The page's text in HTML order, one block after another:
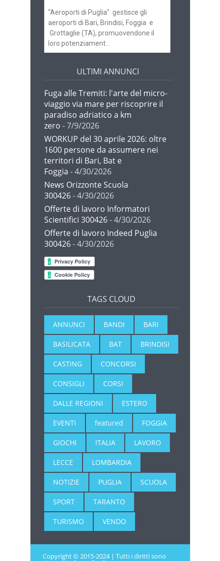
"Aeroporti di Puglia" gestisce gli
aeroporti di Bari, Brindisi, Foggia e
Grottaglie (TA), promuovendone il
loro potenziament...
ULTIMI ANNUNCI
Fuga alle Tremiti: l'arte del micro-
viaggio via mare per riscoprire il
paradiso adriatico a km
zero - 7/9/2026
WORKUP del 30 aprile 2026: oltre
1600 persone da assumere nei
territori di Bari, Bat e
Foggia - 4/30/2026
News Orizzonte Scuola
300426- 4/30/2026
Offerte di lavoro Informatori
Scientifici 300426- 4/30/2026
Offerte di lavoro Indeed Puglia
300426- 4/30/2026
TAGS CLOUD
ANNUNCI BANDI BARI
BASILICATA BAT BRINDISI
CASTING CONCORSI
CONSIGLI CORSI
DALLE REGIONI ESTERO
EVENTI featured FOGGIA
GIOCHI ITALIA LAVORO
LECCE LOMBARDIA
NOTIZIE PUGLIA SCUOLA
SPORT TARANTO
TURISMO VENDO
Copyright © 2015-2024 | Tutti i diritti sono